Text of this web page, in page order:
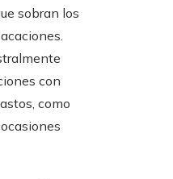
sobran los
con
como